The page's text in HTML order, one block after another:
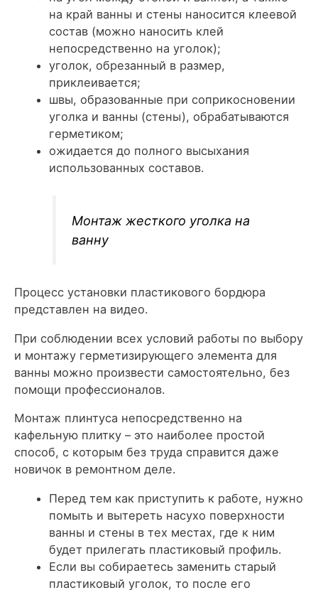
на край ванны и стены наносится клеевой
состав (можно наносить клей
непосредственно на уголок);
уголок, обрезанный в размер,
приклеивается;
швы, образованные при соприкосновении
уголка и ванны (стены), обрабатываются
герметиком;
ожидается до полного высыхания
использованных составов.
Монтаж жесткого уголка на
ванну
Процесс установки пластикового бордюра
представлен на видео.
При соблюдении всех условий работы по выбору
и монтажу герметизирующего элемента для
ванны можно произвести самостоятельно, без
помощи профессионалов.
Монтаж плинтуса непосредственно на
кафельную плитку – это наиболее простой
способ, с которым без труда справится даже
новичок в ремонтном деле.
Перед тем как приступить к работе, нужно
помыть и вытереть насухо поверхности
ванны и стены в тех местах, где к ним
будет прилегать пластиковый профиль.
Если вы собираетесь заменить старый
пластиковый уголок, то после его